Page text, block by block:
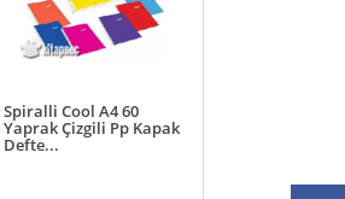
Spiralli Cool A4 60
Yaprak Çizgili Pp Kapak
Defte...